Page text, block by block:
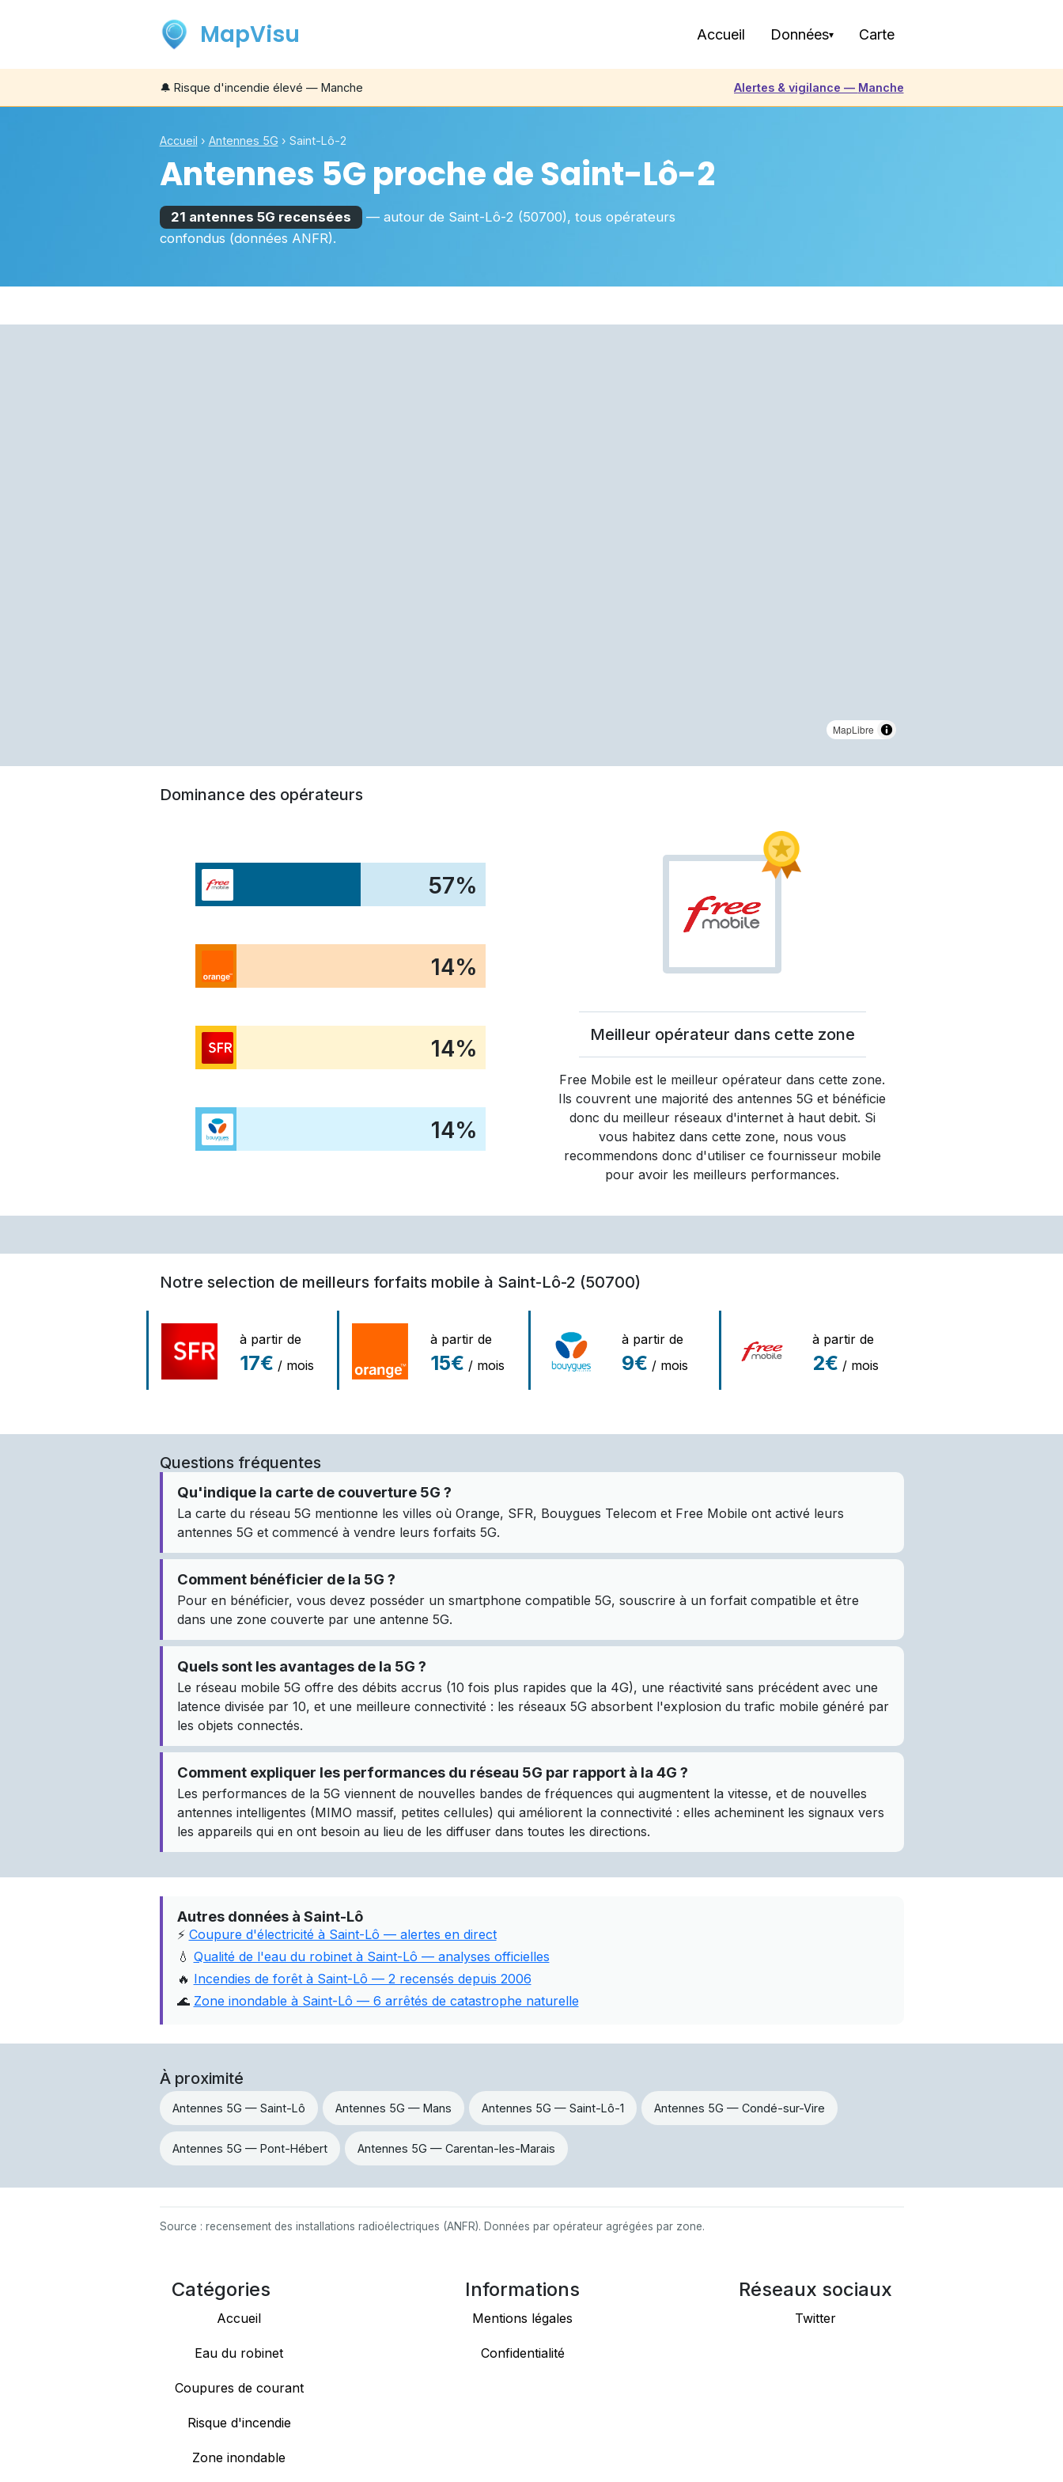
MapVisu Accueil Données▾ Carte
🔔 Risque d'incendie élevé — Manche Alertes & vigilance — Manche
Accueil › Antennes 5G › Saint-Lô-2
Antennes 5G proche deSaint-Lô-2
21 antennes 5G recensées — autour de Saint-Lô-2 (50700), tous opérateurs
confondus (données ANFR).
MapLibre
Dominance des opérateurs
57%
14%
14%
14%
Meilleur opérateur dans cette zone
Free Mobile est le meilleur opérateur dans cette zone.
Ils couvrent une majorité des antennes 5G et bénéficie
donc du meilleur réseaux d'internet à haut debit. Si
vous habitez dans cette zone, nous vous
recommendons donc d'utiliser ce fournisseur mobile
pour avoir les meilleurs performances.
Notre selection de meilleurs forfaits mobile à Saint-Lô-2 (50700)
à partir de
17€ / mois
à partir de
15€ / mois
à partir de
9€ / mois
à partir de
2€ / mois
Questions fréquentes
Qu'indique la carte de couverture 5G ?
La carte du réseau 5G mentionne les villes où Orange, SFR, Bouygues Telecom et Free Mobile ont activé leurs
antennes 5G et commencé à vendre leurs forfaits 5G.
Comment bénéficier de la 5G ?
Pour en bénéficier, vous devez posséder un smartphone compatible 5G, souscrire à un forfait compatible et être
dans une zone couverte par une antenne 5G.
Quels sont les avantages de la 5G ?
Le réseau mobile 5G offre des débits accrus (10 fois plus rapides que la 4G), une réactivité sans précédent avec une
latence divisée par 10, et une meilleure connectivité : les réseaux 5G absorbent l'explosion du trafic mobile généré par
les objets connectés.
Comment expliquer les performances du réseau 5G par rapport à la 4G ?
Les performances de la 5G viennent de nouvelles bandes de fréquences qui augmentent la vitesse, et de nouvelles
antennes intelligentes (MIMO massif, petites cellules) qui améliorent la connectivité : elles acheminent les signaux vers
les appareils qui en ont besoin au lieu de les diffuser dans toutes les directions.
Autres données à Saint-Lô
⚡ Coupure d'électricité à Saint-Lô — alertes en direct
💧 Qualité de l'eau du robinet à Saint-Lô — analyses officielles
🔥 Incendies de forêt à Saint-Lô — 2 recensés depuis 2006
🌊 Zone inondable à Saint-Lô — 6 arrêtés de catastrophe naturelle
À proximité
Antennes 5G — Saint-Lô Antennes 5G — Mans Antennes 5G — Saint-Lô-1 Antennes 5G — Condé-sur-Vire
Antennes 5G — Pont-Hébert Antennes 5G — Carentan-les-Marais
Source : recensement des installations radioélectriques (ANFR). Données par opérateur agrégées par zone.
Catégories
Accueil
Eau du robinet
Coupures de courant
Risque d'incendie
Zone inondable
Informations
Mentions légales
Confidentialité
Réseaux sociaux
Twitter